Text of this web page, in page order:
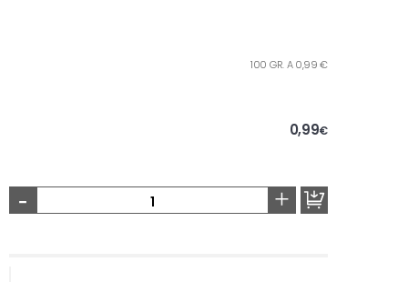
100 GR. A 0,99 €
0,99€
- +